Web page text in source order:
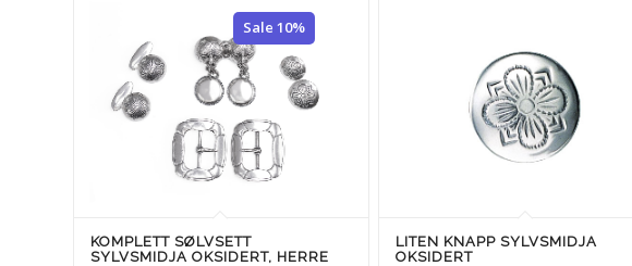
Sale 10%
KOMPLETT SØLVSETT
SYLVSMIDJA OKSIDERT, HERRE
LITEN KNAPP SYLVSMIDJA
OKSIDERT